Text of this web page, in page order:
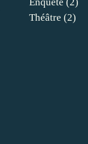
Théâtre (2)